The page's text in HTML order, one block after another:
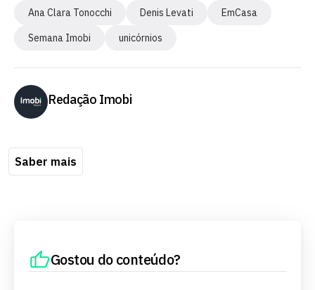
Ana Clara Tonocchi Denis Levati
EmCasa
Semana Imobi
unicórnios
Redação Imobi
Saber mais
Gostou do conteúdo?